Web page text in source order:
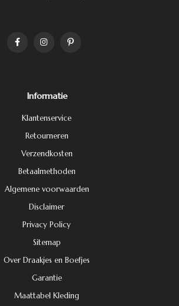
Informatie
Klantenservice
Retourneren
Verzendkosten
Betaalmethoden
Algemene voorwaarden
Disclaimer
Privacy Policy
Sitemap
Over Draakjes en Boefjes
Garantie
Maattabel Kleding